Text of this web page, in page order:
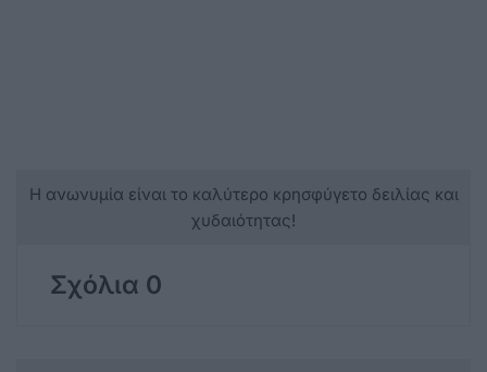
Η ανωνυμία είναι το καλύτερο κρησφύγετο δειλίας και
χυδαιότητας!
Σχόλια 0